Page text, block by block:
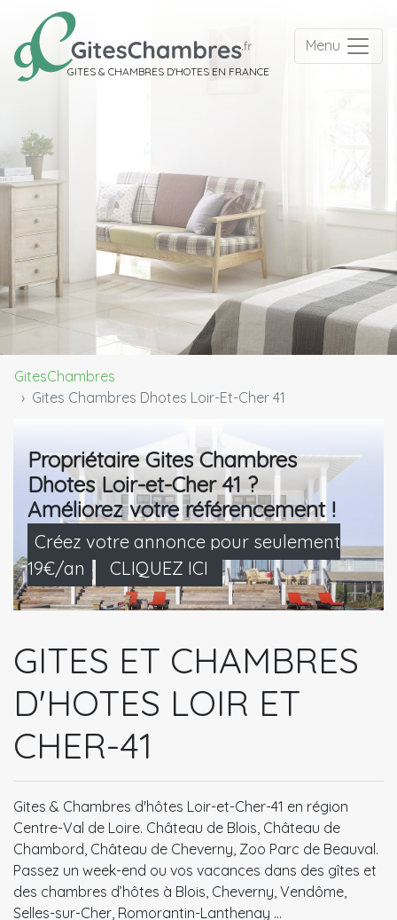
GITES & CHAMBRES D'HOTES EN FRANCE
Menu
GitesChambres
Gites Chambres Dhotes Loir-Et-Cher 41
Propriétaire Gites Chambres
Dhotes Loir-et-Cher 41 ?
Améliorez votre référencement !
Créez votre annonce pour seulement
19€/an
CLIQUEZ ICI
GITES ET CHAMBRES
D'HOTES LOIR ET
CHER-41
Gites & Chambres d'hôtes Loir-et-Cher-41 en région
Centre-Val de Loire. Château de Blois, Château de
Chambord, Château de Cheverny, Zoo Parc de Beauval.
Passez un week-end ou vos vacances dans des gîtes et
des chambres d’hôtes à Blois, Cheverny, Vendôme,
Selles-sur-Cher, Romorantin-Lanthenay …